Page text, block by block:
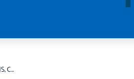
Beemster Bruist met o.a 3JS, Chris Alain en meer.